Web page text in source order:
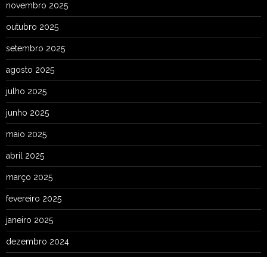
novembro 2025
outubro 2025
setembro 2025
agosto 2025
julho 2025
junho 2025
maio 2025
abril 2025
março 2025
fevereiro 2025
janeiro 2025
dezembro 2024